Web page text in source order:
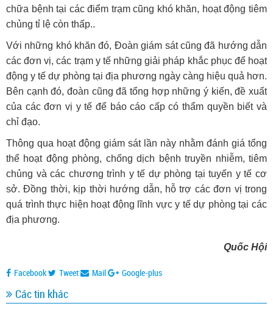
chữa bệnh tại các điểm trạm cũng khó khăn, hoạt động tiêm
chủng tỉ lệ còn thấp..
Với những khó khăn đó, Đoàn giám sát cũng đã hướng dẫn
các đơn vị, các trạm y tế những giải pháp khắc phục để hoạt
động y tế dự phòng tại địa phương ngày càng hiệu quả hơn.
Bên cạnh đó, đoàn cũng đã tổng hợp những ý kiến, đề xuất
của các đơn vị y tế để báo cáo cấp có thẩm quyền biết và
chỉ đạo.
Thông qua hoạt động giám sát lần này nhằm đánh giá tổng
thể hoạt động phòng, chống dịch bệnh truyền nhiễm, tiêm
chủng và các chương trình y tế dự phòng tại tuyến y tế cơ
sở. Đồng thời, kịp thời hướng dẫn, hỗ trợ các đơn vị trong
quá trình thực hiện hoạt động lĩnh vực y tế dự phòng tại các
địa phương.
Quốc Hội
Facebook Tweet Mail Google-plus
Các tin khác